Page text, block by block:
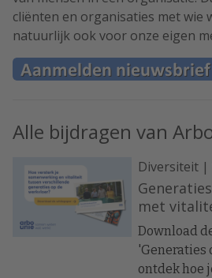
cliënten en organisaties met wie
natuurlijk ook voor onze eigen
Alle bijdragen van
Diversiteit |
met
Download
'Generaties
ontdek hoe